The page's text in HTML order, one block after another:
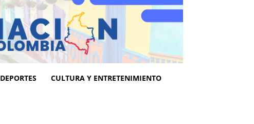
DEPORTES CULTURA Y ENTRETENIMIENTO